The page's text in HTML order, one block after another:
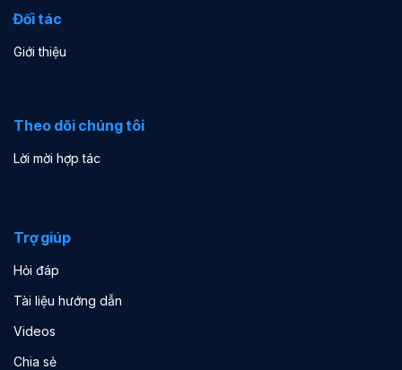
Đối tác
Giới thiệu
Theo dõi chúng tôi
Lời mời hợp tác
Trợ giúp
Hỏi đáp
Tài liệu hướng dẫn
Videos
Chia sẻ